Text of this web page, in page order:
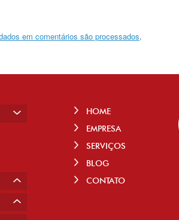
em comentários são processados.
HOME
EMPRESA
SERVIÇOS
BLOG
CONTATO